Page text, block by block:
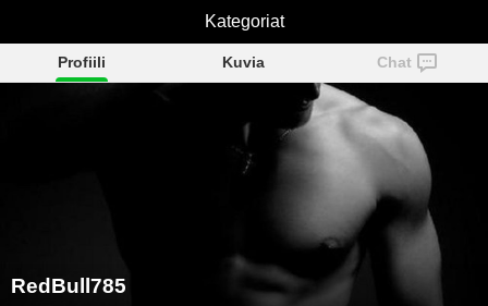
RedBull785
Profiili Kuvia Chat
RedBull785
Kategoriat